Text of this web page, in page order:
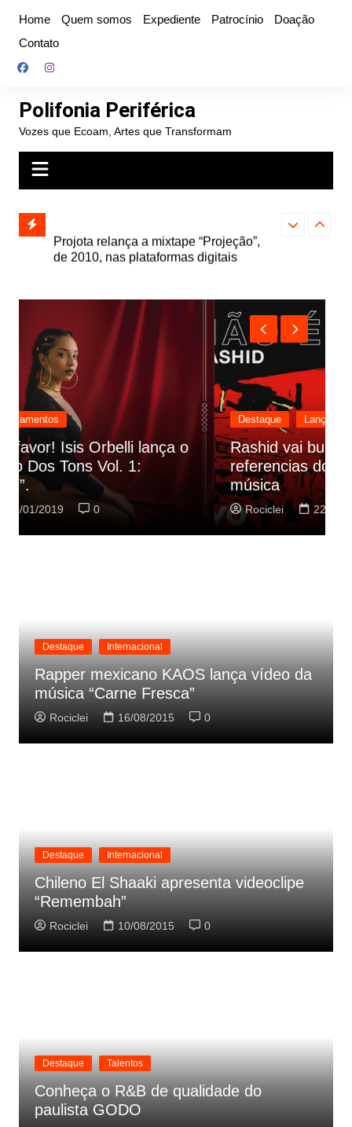
conteúdo
Home Quem somos Expediente Patrocínio
Doação
Contato
Polifonia Periférica
Vozes que Ecoam, Artes que Transformam
e abre
autoral,
de 2010, nas plataformas digitais
Farofa
Destaque Lançamentos
Rashid vai buscar nos HQs as
referencias do clipe de sua nova
música
Rociclei 22/01/2019
Destaque Internacional
Rapper mexicano KAOS lança vídeo da
música “Carne Fresca”
Rociclei 16/08/2015 0
Destaque Internacional
Chileno El Shaaki apresenta videoclipe
“Remembah”
Rociclei 10/08/2015 0
Destaque Talentos
Conheça o R&B de qualidade do
paulista GODO